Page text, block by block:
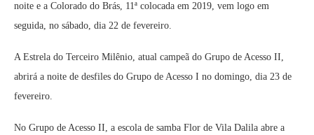
noite e a Colorado do Brás, 11ª colocada em 2019, vem logo em
seguida, no sábado, dia 22 de fevereiro.
A Estrela do Terceiro Milênio, atual campeã do Grupo de Acesso II,
abrirá a noite de desfiles do Grupo de Acesso I no domingo, dia 23 de
fevereiro.
No Grupo de Acesso II, a escola de samba Flor de Vila Dalila abre a